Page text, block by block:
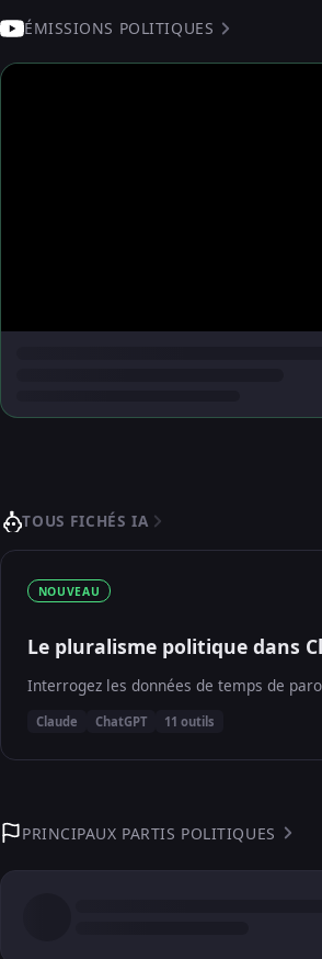
ÉMISSIONS POLITIQUES
TOUS FICHÉS IA
NOUVEAU
Le pluralisme politique dans
Interrogez les données de temps de
Claude ChatGPT 11 outils
PRINCIPAUX PARTIS POLITIQUES